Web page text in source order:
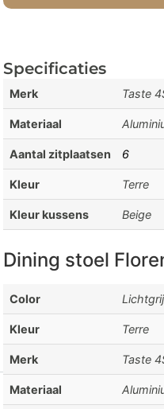
Specificaties
Merk Taste
Materiaal
Aantal zitplaatsen 6
Kleur Terre
Kleur kussens Beige
Dining stoel
Color
Kleur Terre
Merk Taste
Materiaal